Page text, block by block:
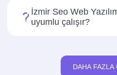
İzmir Seo Web
uyumlu çalışır?
DAHA FAZLA